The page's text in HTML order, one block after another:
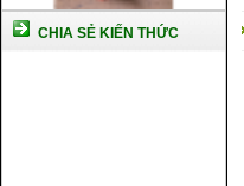
CHIA SẺ KIẾN THỨC